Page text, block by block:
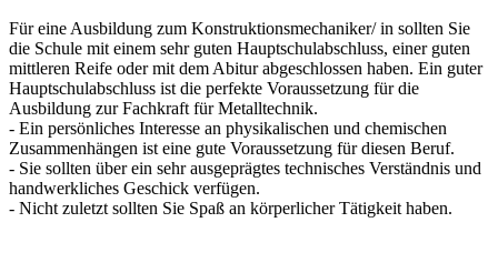
Für eine Ausbildung zum Konstruktionsmechaniker/ in sollten Sie
die Schule mit einem sehr guten Hauptschulabschluss, einer guten
mittleren Reife oder mit dem Abitur abgeschlossen haben. Ein guter
Hauptschulabschluss ist die perfekte Voraussetzung für die
Ausbildung zur Fachkraft für Metalltechnik.
- Ein persönliches Interesse an physikalischen und chemischen
Zusammenhängen ist eine gute Voraussetzung für diesen Beruf.
- Sie sollten über ein sehr ausgeprägtes technisches Verständnis und
handwerkliches Geschick verfügen.
- Nicht zuletzt sollten Sie Spaß an körperlicher Tätigkeit haben.